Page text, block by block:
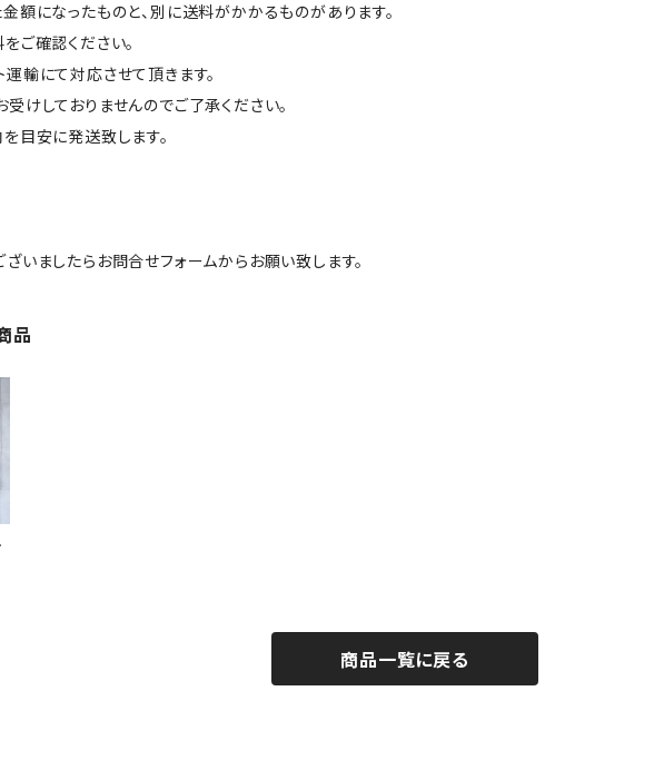
額になったものと、別に送料がかかるものがあります。
ご確認ください。
輸にて対応させて頂きます。
けしておりませんのでご了承ください。
目安に発送致します。
いましたらお問合せフォームからお願い致します。
品
商品一覧に戻る